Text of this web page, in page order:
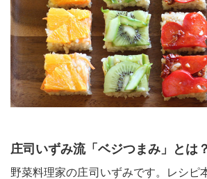
庄司いずみ流「ベジつまみ」とは？
野菜料理家の庄司いずみです。レシピ